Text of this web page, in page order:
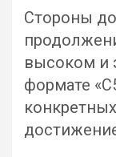
Стороны
высоком и
формате